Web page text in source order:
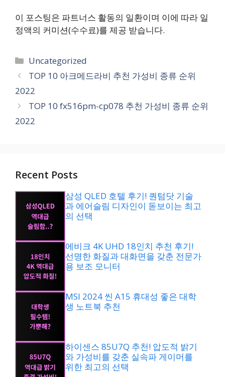
이 포스팅은 파트너스 활동의 일환이며 이에 따라 일
정액의 커미션(수수료)를 제공 받습니다.
카
테
리
Uncategorized
TOP 10 아크메드라비 추천 가성비 종류 순위
2022
TOP 10 fx516pm-cp078 추천 가성비 종류 순위
2022
Recent Posts
삼성 QLED 호텔 후기! 퀀텀닷 기술
과 에어슬림 디자인이 돋보이는 최고
의 선택
에비크 4K UHD 18인치 추천 후기!
선명한 화질과 대화면을 갖춘 전문가
용 보조 모니터
MSI 2024 씬 A15 휴대성 좋은 대학
생 노트북 추천
하이센스 85U7Q 추천! 압도적 밝기
와 가성비를 갖춘 실속파 게이머를
위한 최고의 선택